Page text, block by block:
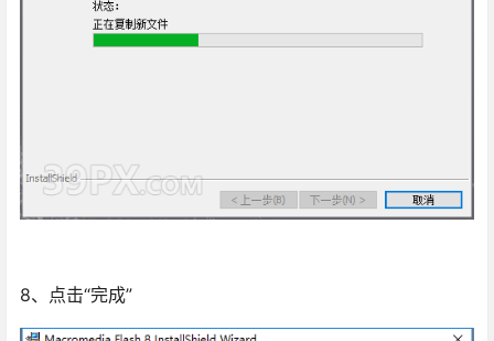
8、点击“完成”